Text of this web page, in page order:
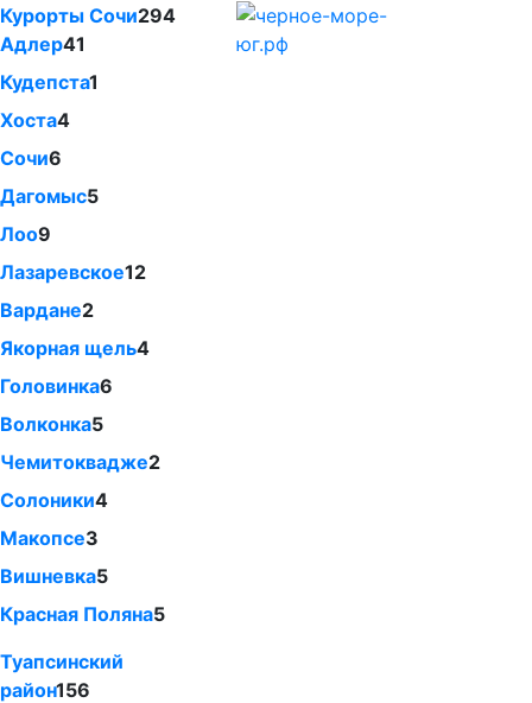
Курорты Сочи294
Адлер41
Кудепста1
Хоста4
Сочи6
Дагомыс5
Лоо9
Лазаревское12
Вардане2
Якорная щель4
Головинка6
Волконка5
Чемитоквадже2
Солоники4
Макопсе3
Вишневка5
Красная Поляна5
Туапсинский
район156